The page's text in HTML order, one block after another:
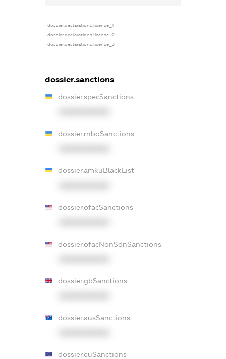
dossier.declarations.license_1
dossier.declarations.license_2
dossier.declarations.license_3
dossier.sanctions
dossier.specSanctions
dossier.rnboSanctions
dossier.amkuBlackList
dossier.ofacSanctions
dossier.ofacNonSdnSanctions
dossier.gbSanctions
dossier.ausSanctions
dossier.euSanctions